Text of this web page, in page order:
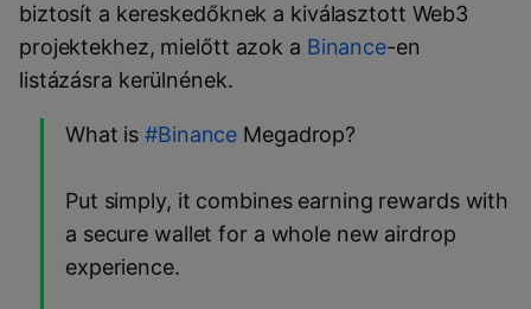
biztosít a kereskedőknek a kiválasztott Web3
projektekhez, mielőtt azok a Binance-en
listázásra kerülnének.
What is#Binance Megadrop?
Put simply, it combines earning rewards with
a secure wallet for a whole new airdrop
experience.